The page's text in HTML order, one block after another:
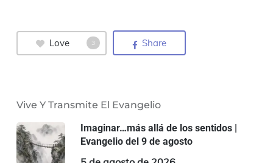
Love 3 Share
Vive Y Transmite El Evangelio
Imaginar…más allá de los sentidos |
Evangelio del 9 de agosto